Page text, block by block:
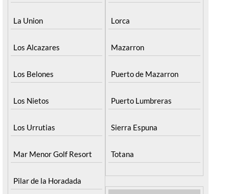
La Union
Los Alcazares
Los Belones
Los Nietos
Los Urrutias
Mar Menor Golf Resort
Pilar de la Horadada
Lorca
Mazarron
Puerto de Mazarron
Puerto Lumbreras
Sierra Espuna
Totana